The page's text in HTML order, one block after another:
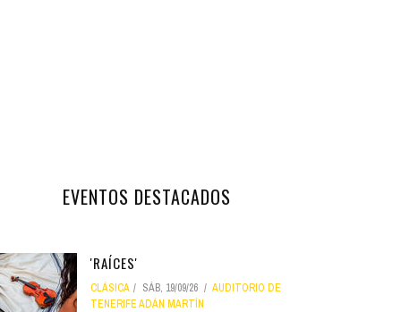
EVENTOS DESTACADOS
'RAÍCES'
CLÁSICA SÁB, 19/09/26
AUDITORIO DE
TENERIFE ADÁN MARTÍN